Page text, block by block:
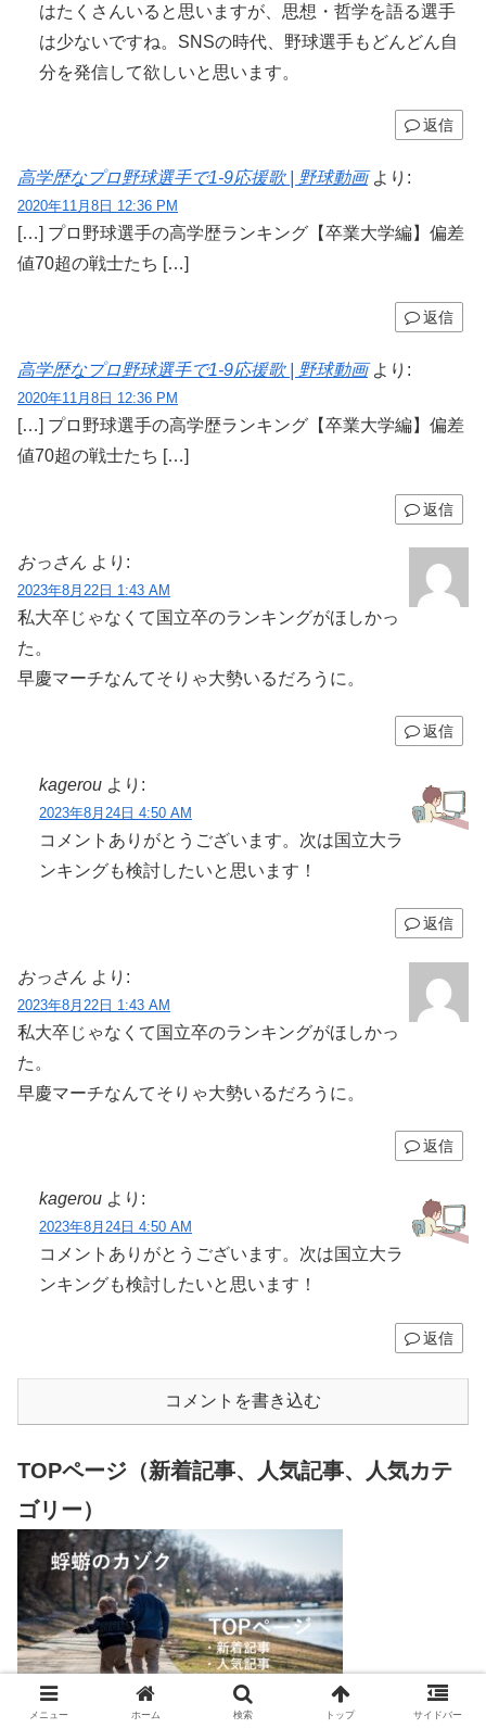
はたくさんいると思いますが、思想・哲学を語る選手
は少ないですね。SNSの時代、野球選手もどんどん自
分を発信して欲しいと思います。
返信
高学歴なプロ野球選手で1-9応援歌 | 野球動画 より:
2020年11月8日 12:36 PM
[…] プロ野球選手の高学歴ランキング【卒業大学編】偏差
値70超の戦士たち […]
返信
高学歴なプロ野球選手で1-9応援歌 | 野球動画 より:
2020年11月8日 12:36 PM
[…] プロ野球選手の高学歴ランキング【卒業大学編】偏差
値70超の戦士たち […]
返信
おっさん より:
2023年8月22日 1:43 AM
私大卒じゃなくて国立卒のランキングがほしかっ
た。
早慶マーチなんてそりゃ大勢いるだろうに。
返信
kagerou より:
2023年8月24日 4:50 AM
コメントありがとうございます。次は国立大ラ
ンキングも検討したいと思います！
返信
おっさん より:
2023年8月22日 1:43 AM
私大卒じゃなくて国立卒のランキングがほしかっ
た。
早慶マーチなんてそりゃ大勢いるだろうに。
返信
kagerou より:
2023年8月24日 4:50 AM
コメントありがとうございます。次は国立大ラ
ンキングも検討したいと思います！
返信
コメントを書き込む
TOPページ（新着記事、人気記事、人気カテ
ゴリー）
メニュー ホーム 検索 トップ サイドバー